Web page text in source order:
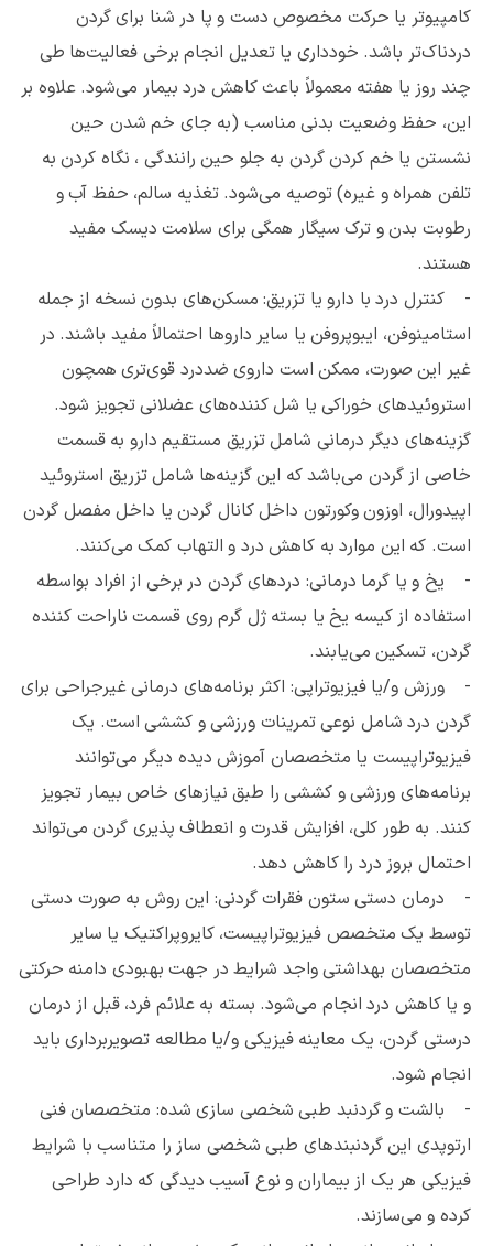
کامپیوتر یا حرکت مخصوص دست و پا در شنا برای گردن
دردناک‌تر باشد. خودداری یا تعدیل انجام برخی فعالیت‌ها طی
چند روز یا هفته معمولاً باعث کاهش درد بیمار می‌شود. علاوه بر
این، حفظ وضعیت بدنی مناسب (به جای خم شدن حین
نشستن یا خم کردن گردن به جلو حین رانندگی ، نگاه کردن به
تلفن همراه و غیره) توصیه می‌شود. تغذیه سالم، حفظ آب و
رطوبت بدن و ترک سیگار همگی برای سلامت دیسک مفید
هستند.
- کنترل درد با دارو یا تزریق: مسکن‌های بدون نسخه از جمله
استامینوفن، ایبوپروفن یا سایر داروها احتمالاً مفید باشند. در
غیر این صورت، ممکن است داروی ضددرد قوی‌تری همچون
استروئیدهای خوراکی یا شل کننده‌های عضلانی تجویز شود.
گزینه‌های دیگر درمانی شامل تزریق مستقیم دارو به قسمت
خاصی از گردن می‌باشد که این گزینه‌ها شامل تزریق استروئید
اپیدورال، اوزون وکورتون داخل کانال گردن یا داخل مفصل گردن
است. که این موارد به کاهش درد و التهاب کمک می‌کنند.
- یخ و یا گرما درمانی: دردهای گردن در برخی از افراد بواسطه
استفاده از کیسه یخ یا بسته ژل گرم روی قسمت ناراحت کننده
گردن، تسکین می‌یابند.
- ورزش و/یا فیزیوتراپی: اکثر برنامه‌های درمانی غیرجراحی برای
گردن درد شامل نوعی تمرینات ورزشی و کششی است. یک
فیزیوتراپیست یا متخصصان آموزش دیده دیگر می‌توانند
برنامه‌های ورزشی و کششی را طبق نیازهای خاص بیمار تجویز
کنند. به طور کلی، افزایش قدرت و انعطاف پذیری گردن می‌تواند
احتمال بروز درد را کاهش دهد.
- درمان دستی ستون فقرات گردنی: این روش به صورت دستی
توسط یک متخصص فیزیوتراپیست، کایروپراکتیک یا سایر
متخصصان بهداشتی واجد شرایط در جهت بهبودی دامنه حرکتی
و یا کاهش درد انجام می‌شود. بسته به علائم فرد، قبل از درمان
درستی گردن، یک معاینه فیزیکی و/یا مطالعه تصویربرداری باید
انجام شود.
- بالشت و گردنبد طبی شخصی سازی شده: متخصصان فنی
ارتوپدی این گردنبندهای طبی شخصی ساز را متناسب با شرایط
فیزیکی هر یک از بیماران و نوع آسیب دیدگی که دارد طراحی
کرده و می‌سازند.